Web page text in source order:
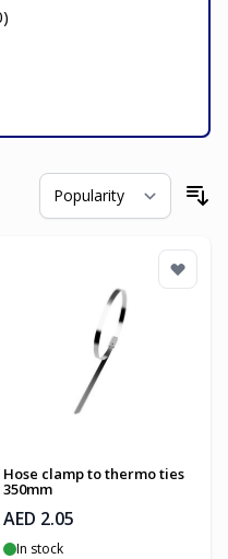
)
Hose clamp to thermo ties
350mm
AED 2.05
In stock